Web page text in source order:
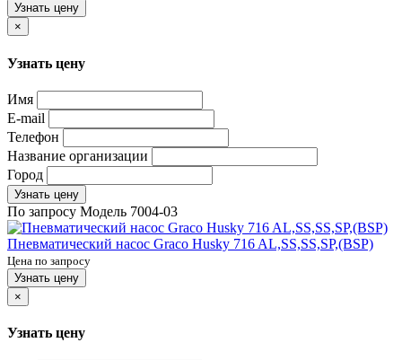
Узнать цену
×
Узнать цену
Имя
E-mail
Телефон
Название организации
Город
Узнать цену
По запросу Модель 7004-03
Пневматический насос Graco Husky 716 AL,SS,SS,SP,(BSP)
Цена по запросу
Узнать цену
×
Узнать цену